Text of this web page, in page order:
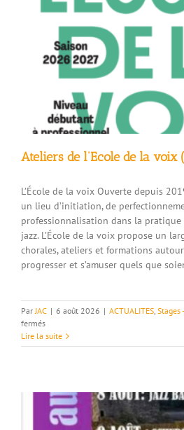
Ateliers de l’Ecole de la voix
L’École de la voix Ouverte depuis
un lieu d’initiation, de
professionnalisation dans la
jazz. L’École de la voix propose un
chorales, ateliers et formations
progresser et s’amuser quels que
ParJAC | 6 août 2026 | ACTUALITES, Stages
ferméssur
Ateliers
de
voix
(Crest
Jazz)
Lire la suite